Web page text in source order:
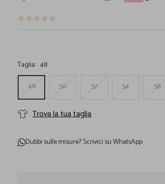
vendita
Taglia: 48
48
50 52 54 58
Trova la tua taglia
Dubbi sulle misure?Scrivici su WhatsApp